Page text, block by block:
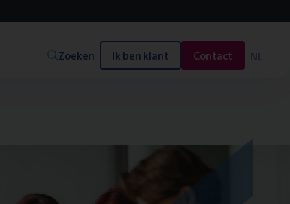
Zoeken Ik ben klant Contact NL